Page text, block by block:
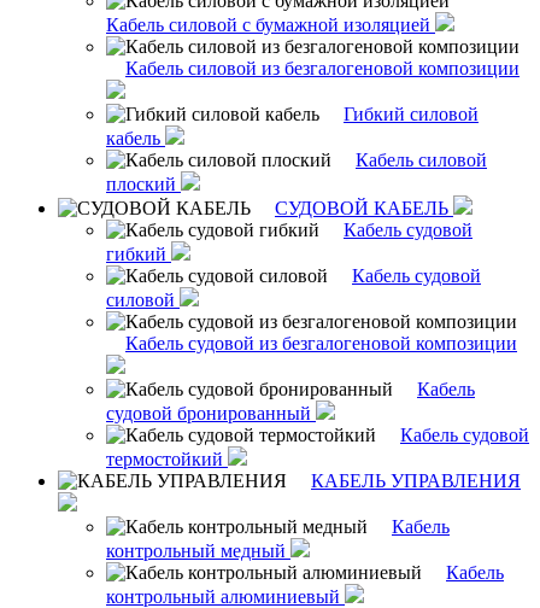
Кабель силовой с бумажной изоляцией
Кабель силовой из безгалогеновой композиции
Гибкий силовой
кабель
Кабель силовой
плоский
СУДОВОЙ КАБЕЛЬ
Кабель судовой
гибкий
Кабель судовой
силовой
Кабель судовой из безгалогеновой композиции
Кабель
судовой бронированный
Кабель судовой
термостойкий
КАБЕЛЬ УПРАВЛЕНИЯ
Кабель
контрольный медный
Кабель
контрольный алюминиевый